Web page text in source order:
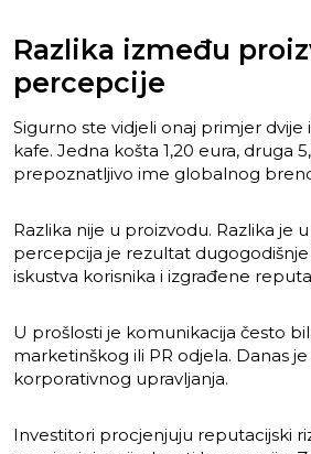
Razlika između
percepcije
Sigurno ste vidjeli onaj primjer dvije
kafe. Jedna košta 1,20 eura, druga
prepoznatljivo ime globalnog
Razlika nije u proizvodu. Razlika je
percepcija je rezultat
iskustva korisnika i izgrađene
U prošlosti je komunikacija često
marketinškog ili PR odjela. Danas
korporativnog upravljanja.
Investitori procjenjuju reputacijski